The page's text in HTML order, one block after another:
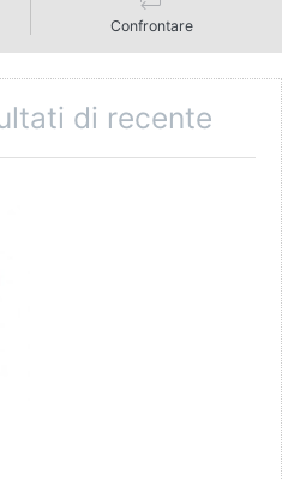
Confrontare
di recente